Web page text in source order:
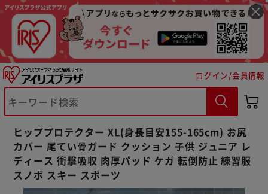
ログイン/会員情報
ヒッププロテクター XL(身長目安155-165cm) お尻
カバー 尾てい骨ガード クッション 子供 ジュニア レ
ディース 衝撃吸収 肉厚パッド ケガ 転倒防止 練習服
スノボ スキー スポーツ
※ご確認ください
カートに入れる 購入手続きへ